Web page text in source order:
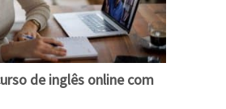
de inglês online com